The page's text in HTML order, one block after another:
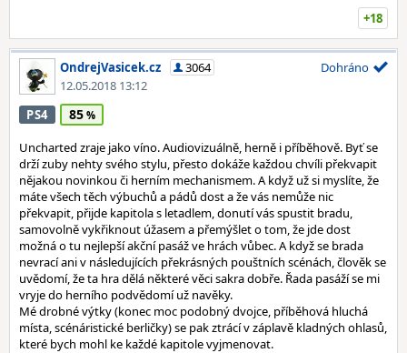
+18
OndrejVasicek.cz
3064
12.05.2018 13:12
Dohráno
PS4 85
Uncharted zraje jako víno. Audiovizuálně, herně i příběhově. Byť se
drží zuby nehty svého stylu, přesto dokáže každou chvíli překvapit
nějakou novinkou či herním mechanismem. A když už si myslíte, že
máte všech těch výbuchů a pádů dost a že vás nemůže nic
překvapit, přijde kapitola s letadlem, donutí vás spustit bradu,
samovolně vykřiknout úžasem a přemýšlet o tom, že jde dost
možná o tu nejlepší akční pasáž ve hrách vůbec. A když se brada
nevrací ani v následujících překrásných pouštních scénách, člověk se
uvědomí, že ta hra dělá některé věci sakra dobře. Řada pasáží se mi
vryje do herního podvědomí už navěky.
Mé drobné výtky (konec moc podobný dvojce, příběhová hluchá
místa, scénáristické berličky) se pak ztrácí v záplavě kladných ohlasů,
které bych mohl ke každé kapitole vyjmenovat.